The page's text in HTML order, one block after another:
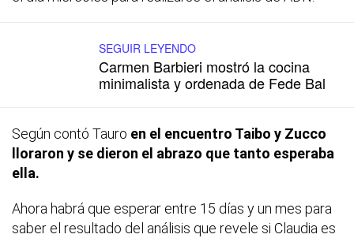
SEGUIR LEYENDO
Carmen Barbieri mostró la cocina
minimalista y ordenada de Fede Bal
Según contó Tauro en el encuentro Taibo y Zucco
lloraron y se dieron el abrazo que tanto esperaba
ella.
Ahora habrá que esperar entre 15 días y un mes para
saber el resultado del análisis que revele si Claudia es